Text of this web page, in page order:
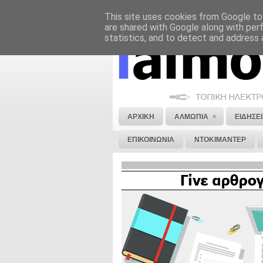
ΝΟΜΙΚΗ ΣΗΜΕΙΩΣΗ ΔΙΑΦΗΜΙΣΗ
ΑΡΧΙΚΗ ΑΛΜΩΠΙΑ »
ΕΠΙΚΟΙΝΩΝΙΑ ΝΤΟΚΙΜΑΝΤΕΡ
This site uses cookies from Google
are shared with Google along with
statistics, and to detect and address